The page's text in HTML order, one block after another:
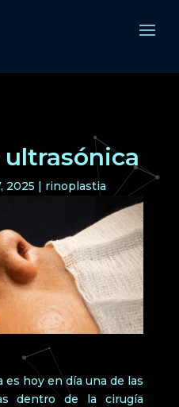
2025 | rinoplastia
hoy en día una de las
dentro de la cirugía